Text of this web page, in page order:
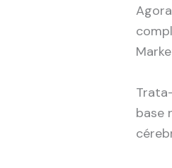
base